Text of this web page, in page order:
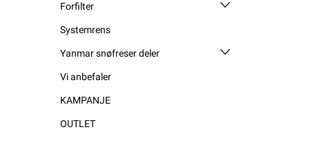
Forfilter
Systemrens
Yanmar snøfreser deler
Vi anbefaler
KAMPANJE
OUTLET